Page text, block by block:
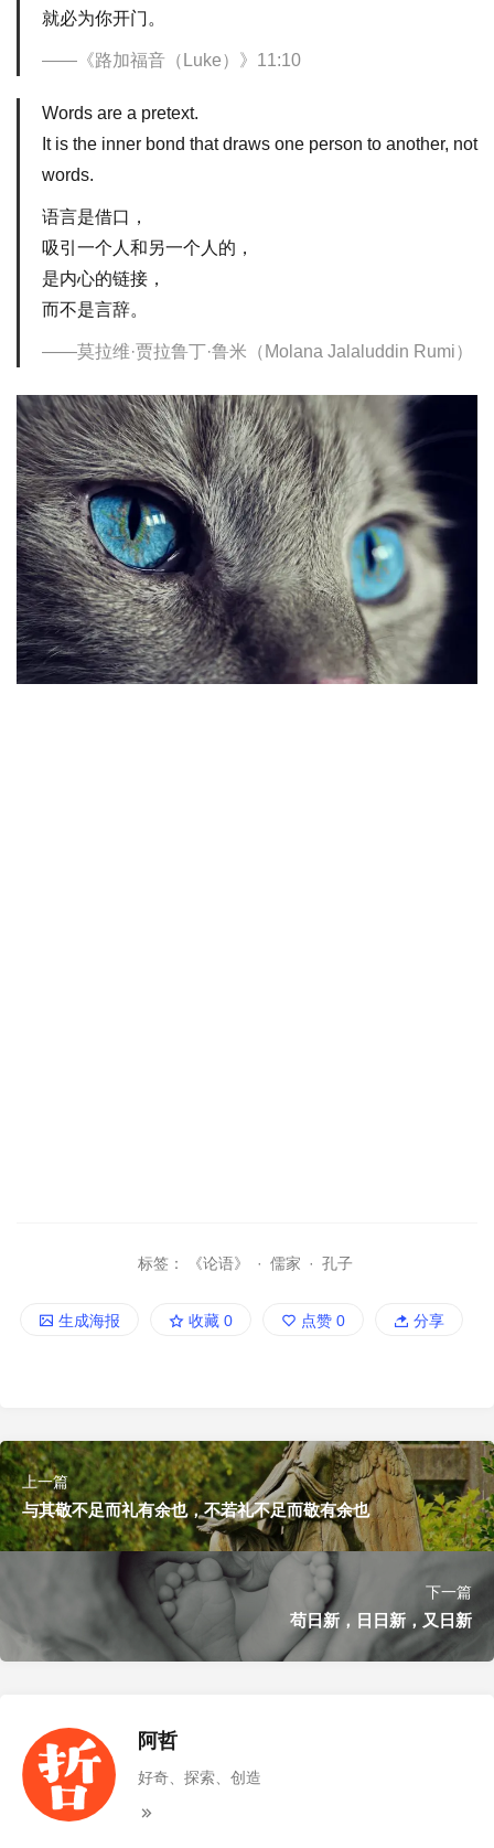
就必为你开门。
《路加福音（Luke）》11:10
Words are a pretext.
It is the inner bond that draws one person to another, not
words.
语言是借口，
吸引一个人和另一个人的，
是内心的链接，
而不是言辞。
莫拉维·贾拉鲁丁·鲁米（Molana Jalaluddin Rumi）
标签： 《论语》 · 儒家 · 孔子
生成海报 收藏 0 点赞 0 分享
上一篇
与其敬不足而礼有余也，不若礼不足而敬有余也
下一篇
苟日新，日日新，又日新
阿哲
好奇、探索、创造